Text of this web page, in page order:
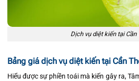
Dịch vụ diệt kiến tại Cần
Bảng giá dịch vụ diệt kiến tại Cần
Hiểu được sự phiền toái mà kiến gây ra,